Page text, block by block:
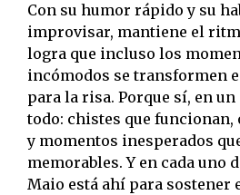
Con su humor rápido y su
improvisar, mantiene el
logra que incluso los
incómodos se transformen
para la risa. Porque sí, en un
todo: chistes que funcionan,
y momentos inesperados
memorables. Y en cada uno
Maio está ahí para sostener